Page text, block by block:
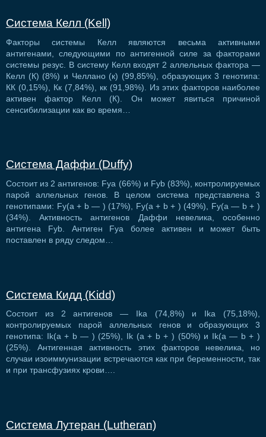
Система Келл (Kell)
Факторы системы Келл являются весьма активными
антигенами, следующими по антигенной силе за факторами
системы резус. В систему Келл входят 2 аллельных фактора —
Келл (К) (8%) и Челлано (к) (99,85%), образующих 3 генотипа:
КК (0,15%), Кк (7,84%), кк (91,98%). Из этих факторов наиболее
активен фактор Келл (К). Он может явиться причиной
сенсибилизации как во время…
Система Даффи (Duffy)
Состоит из 2 антигенов: Fya (66%) и Fyb (83%), контролируемых
парой аллельных генов. В целом система представлена 3
генотипами: Fy(a + b — ) (17%), Fy(a + b + ) (49%), Fy(a — b + )
(34%). Активность антигенов Даффи невелика, особенно
антигена Fyb. Антиген Fya более активен и может быть
поставлен в ряду следом…
Система Кидд (Kidd)
Состоит из 2 антигенов — Ika (74,8%) и Ika (75,18%),
контролируемых парой аллельных генов и образующих 3
генотипа: Ik(а + b — ) (25%), Ik (а + b + ) (50%) и Ik(а — b + )
(25%). Антигенная активность этих факторов невелика, но
случаи изоиммунизации встречаются как при беременности, так
и при трансфузиях крови….
Система Лутеран (Lutheran)